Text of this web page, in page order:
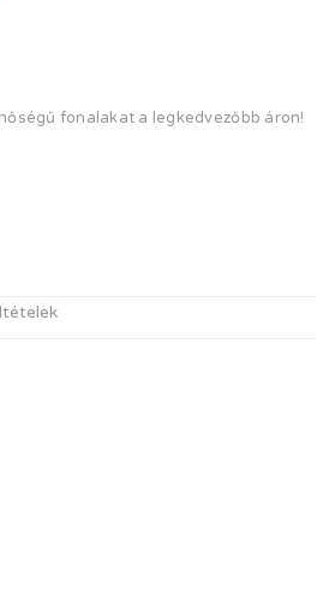
fonalakat a legkedvezőbb áron!